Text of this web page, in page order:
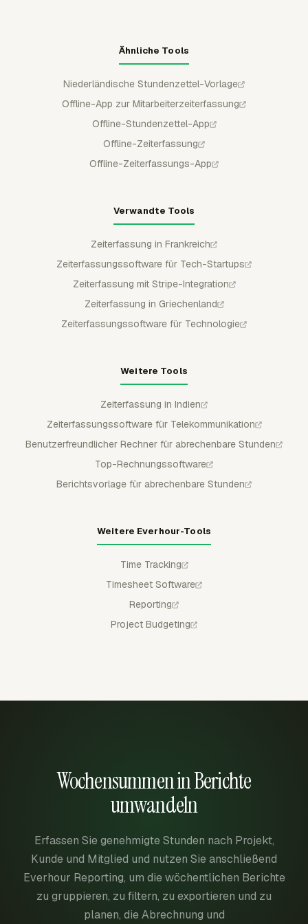
Ähnliche Tools
Niederländische Stundenzettel-Vorlage
Offline-App zur Mitarbeiterzeiterfassung
Offline-Stundenzettel-App
Offline-Zeiterfassung
Offline-Zeiterfassungs-App
Verwandte Tools
Zeiterfassung in Frankreich
Zeiterfassungssoftware für Tech-Startups
Zeiterfassung mit Stripe-Integration
Zeiterfassung in Griechenland
Zeiterfassungssoftware für Technologie
Weitere Tools
Zeiterfassung in Indien
Zeiterfassungssoftware für Telekommunikation
Benutzerfreundlicher Rechner für abrechenbare Stunden
Top-Rechnungssoftware
Berichtsvorlage für abrechenbare Stunden
Weitere Everhour-Tools
Time Tracking
Timesheet Software
Reporting
Project Budgeting
Wochensummen in Berichte
umwandeln
Erfassen Sie genehmigte Stunden nach Projekt,
Kunde und Mitglied und nutzen Sie anschließend
Everhour Reporting, um die wöchentlichen Berichte
zu gruppieren, zu filtern, zu exportieren und zu
planen, die Abrechnung und